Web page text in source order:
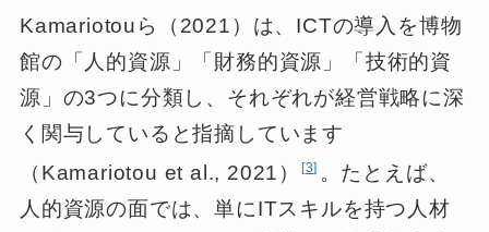
Kamariotouら（2021）は、ICTの導入を博物
館の「人的資源」「財務的資源」「技術的資
源」の3つに分類し、それぞれが経営戦略に深
く関与していると指摘しています
（Kamariotou et al., 2021）
3 。たとえば、
人的資源の面では、単にITスキルを持つ人材